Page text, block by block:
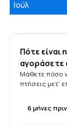
Ιούλ
Πότε είναι
αγοράσετε
Μάθετε πόσο
πτήσεις μετ'
6 μήνες πριν